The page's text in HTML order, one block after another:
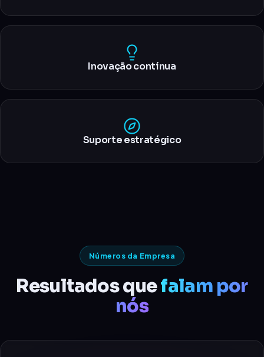
Inovação contínua
Suporte estratégico
Números da Empresa
Resultados quefalam por
nós